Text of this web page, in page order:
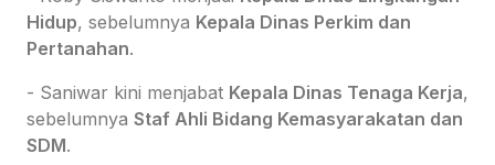
Hidup, sebelumnya Kepala Dinas Perkim dan
Pertanahan.
- Saniwar kini menjabat Kepala Dinas Tenaga Kerja,
sebelumnya Staf Ahli Bidang Kemasyarakatan dan
SDM.